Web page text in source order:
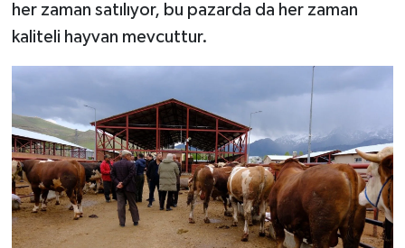
her zaman satılıyor, bu pazarda da her zaman
kaliteli hayvan mevcuttur.